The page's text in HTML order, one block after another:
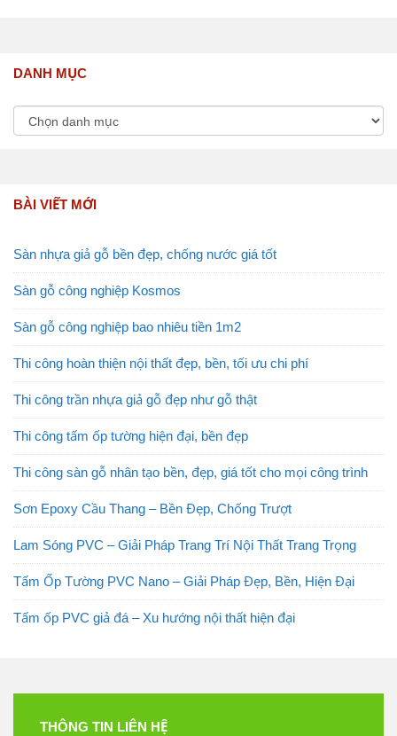
DANH MỤC
BÀI VIẾT MỚI
Sàn nhựa giả gỗ bền đẹp, chống nước giá tốt
Sàn gỗ công nghiệp Kosmos
Sàn gỗ công nghiệp bao nhiêu tiền 1m2
Thi công hoàn thiện nội thất đẹp, bền, tối ưu chi phí
Thi công trần nhựa giả gỗ đẹp như gỗ thật
Thi công tấm ốp tường hiện đại, bền đẹp
Thi công sàn gỗ nhân tạo bền, đẹp, giá tốt cho mọi công trình
Sơn Epoxy Cầu Thang – Bền Đẹp, Chống Trượt
Lam Sóng PVC – Giải Pháp Trang Trí Nội Thất Trang Trọng
Tấm Ốp Tường PVC Nano – Giải Pháp Đẹp, Bền, Hiện Đại
Tấm ốp PVC giả đá – Xu hướng nội thất hiện đại
THÔNG TIN LIÊN HỆ